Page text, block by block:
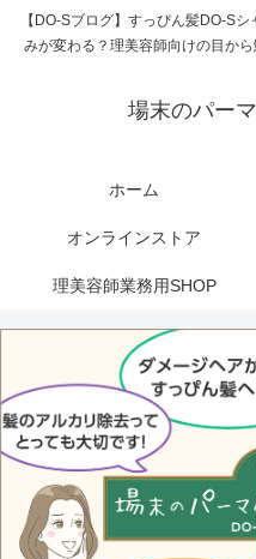
【DO-Sブログ】すっぴん髪DO-S
みが変わる？理美容師向けの目か
場末のパー
ホーム
オンラインストア
理美容師業務用SHOP